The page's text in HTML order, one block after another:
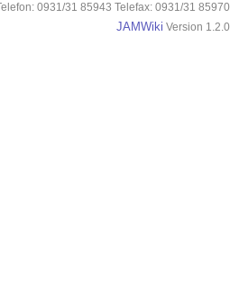
Telefon: 0931/31 85943 Telefax: 0931/31 85970
JAMWiki Version 1.2.0